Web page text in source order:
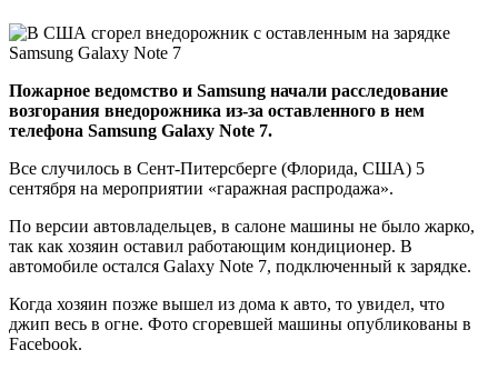
Пожарное ведомство и Samsung начали расследование
возгорания внедорожника из-за оставленного в нем
телефона Samsung Galaxy Note 7.
Все случилось в Сент-Питерсберге (Флорида, США) 5
сентября на мероприятии «гаражная распродажа».
По версии автовладельцев, в салоне машины не было жарко,
так как хозяин оставил работающим кондиционер. В
автомобиле остался Galaxy Note 7, подключенный к зарядке.
Когда хозяин позже вышел из дома к авто, то увидел, что
джип весь в огне. Фото сгоревшей машины опубликованы в
Facebook.